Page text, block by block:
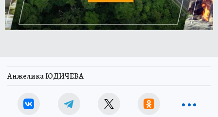
Анжелика ЮДИЧЕВА